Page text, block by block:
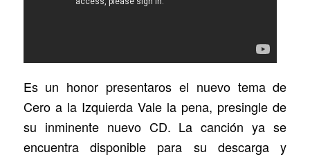
Es un honor presentaros el nuevo tema de
Cero a la Izquierda Vale la pena, presingle de
su inminente nuevo CD. La canción ya se
encuentra disponible para su descarga y